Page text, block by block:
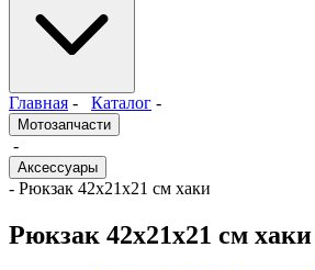
Главная - Каталог -
Мотозапчасти
-
Аксессуары
- Рюкзак 42х21х21 см хаки
Рюкзак 42х21х21 см хаки